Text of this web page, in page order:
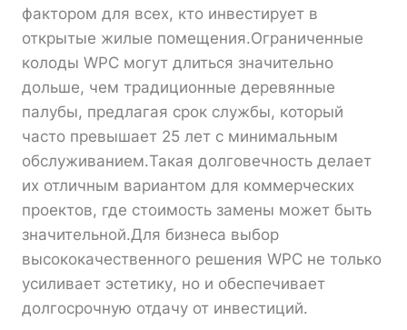
фактором для всех, кто инвестирует в
открытые жилые помещения.Ограниченные
колоды WPC могут длиться значительно
дольше, чем традиционные деревянные
палубы, предлагая срок службы, который
часто превышает 25 лет с минимальным
обслуживанием.Такая долговечность делает
их отличным вариантом для коммерческих
проектов, где стоимость замены может быть
значительной.Для бизнеса выбор
высококачественного решения WPC не только
усиливает эстетику, но и обеспечивает
долгосрочную отдачу от инвестиций.